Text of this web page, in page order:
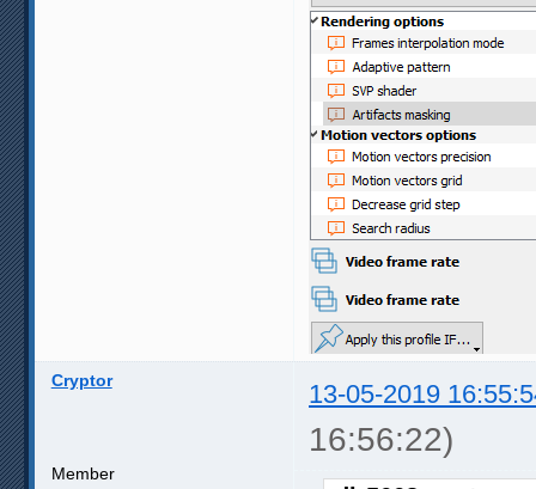
Cryptor 13-05-2019
16:56:22)
Member